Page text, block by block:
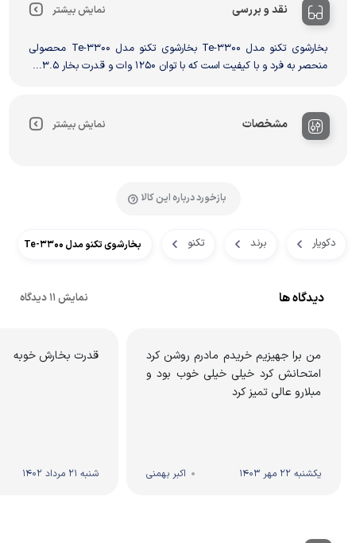
نقد و بررسی نمایش بیشتر
بخارشوی تکنو مدل Te-3300 بخارشوی تکنو مدل Te-3300 محصولی
منحصر به فرد و با کیفیت است که با توان 1250 وات و قدرت بخار 3.5...
مشخصات نمایش بیشتر
بازخورد درباره این کالا
دکویار برند تکنو بخارشوی تکنو مدل Te-3300
دیدگاه ها نمایش 11 دیدگاه
من برا جهیزیم خریدم مادرم روشن کرد
امتحانش کرد خیلی خیلی خوب بود و
مبلارو عالی تمیز کرد
یکشنبه 22 مهر 1403 اکبر بهمنی
قدرت بخارش خوبه
شنبه 21 مرداد 1402